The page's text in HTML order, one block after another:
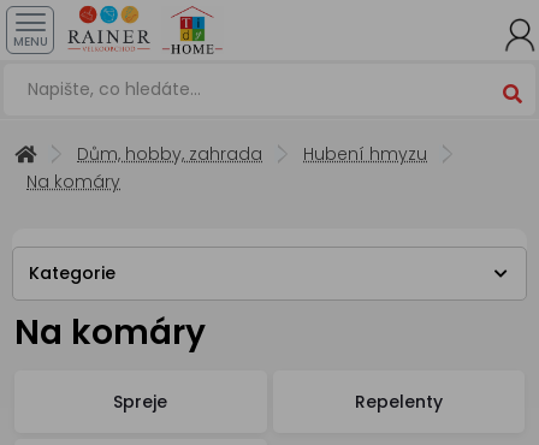
MENU
Dům, hobby, zahrada
Hubení hmyzu
Na komáry
Kategorie
Na komáry
Spreje Repelenty